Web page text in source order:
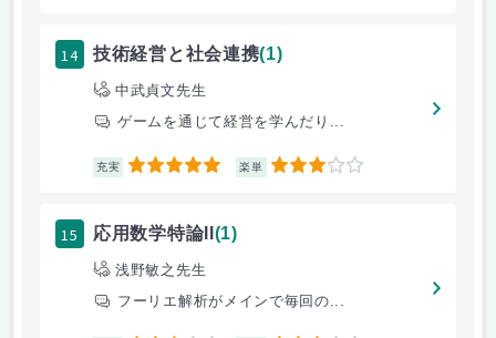
14 技術経営と社会連携(1)
中武貞文先生
ゲームを通じて経営を学んだり...
充実 5 楽単 3
15 応用数学特論II (1)
浅野敏之先生
フーリエ解析がメインで毎回の...